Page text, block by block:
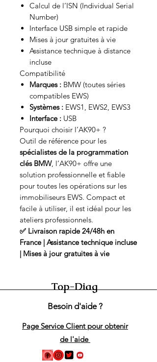
Calcul de l’ISN (Individual Serial
Number)
Interface USB simple et rapide
Mises à jour gratuites à vie
Assistance technique à distance
incluse
Compatibilité
Marques : BMW (toutes séries
compatibles EWS)
Systèmes : EWS1, EWS2, EWS3
Interface : USB
Pourquoi choisir l’AK90+ ?
Outil de référence pour les
spécialistes de la programmation
clés BMW, l’AK90+ offre une
solution professionnelle et fiable
pour toutes les opérations sur les
immobiliseurs EWS. Compact et
facile à utiliser, il est idéal pour les
ateliers professionnels.
✅ Livraison rapide 24/48h en
France | Assistance technique incluse
| Mises à jour gratuites à vie
Top-Diag
Besoin d'aide ?
Page Service Client pour obtenir
de l'aide